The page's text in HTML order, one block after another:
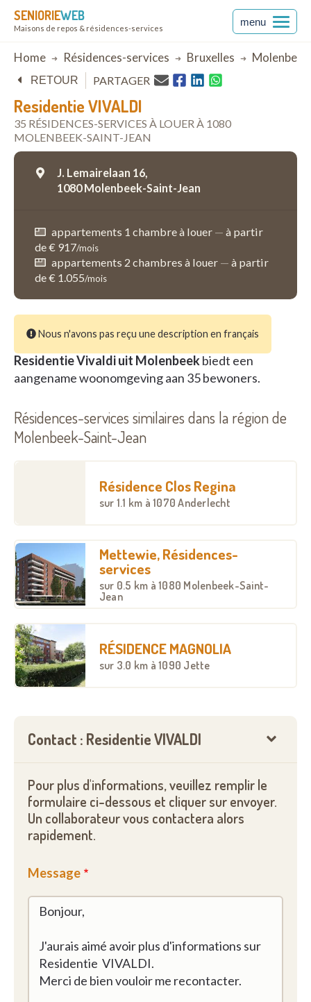
SENIORIEWEB
Maisons de repos & résidences-services
menu
Breadcrumb
Home Résidences-services Bruxelles
Residentie VIVALDI
35 RÉSIDENCES-SERVICES À LOUER À 1080
MOLENBEEK-SAINT-JEAN
RETOUR PARTAGER
J. Lemairelaan 16,
1080 Molenbeek-Saint-Jean
appartements 1 chambre à louer — à partir
de € 917/mois
appartements 2 chambres à louer — à partir
de € 1.055/mois
Nous n'avons pas reçu une description en français
Residentie Vivaldi uit Molenbeekbiedt een
aangename woonomgeving aan 35 bewoners.
Résidences-services similaires dans la région de
Molenbeek-Saint-Jean
Résidence Clos Regina
sur 1.1 km à 1070 Anderlecht
Mettewie, Résidences-
services
sur 0.5 km à 1080 Molenbeek-Saint-
Jean
RÉSIDENCE MAGNOLIA
sur 3.0 km à 1090 Jette
Contact : Residentie VIVALDI
Pour plus d'informations, veuillez remplir le
formulaire ci-dessous et cliquer sur envoyer.
Un collaborateur vous contactera alors
rapidement.
Message